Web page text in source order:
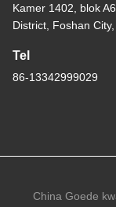
Kamer 1402, blok
District, Foshan
Tel
86-13342999029
China Goede